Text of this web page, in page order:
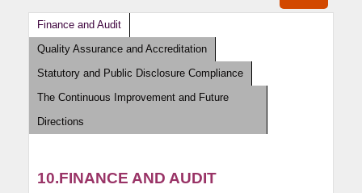
Finance and Audit
Quality Assurance and Accreditation
Statutory and Public Disclosure Compliance
The Continuous Improvement and Future
Directions
10.FINANCE AND AUDIT